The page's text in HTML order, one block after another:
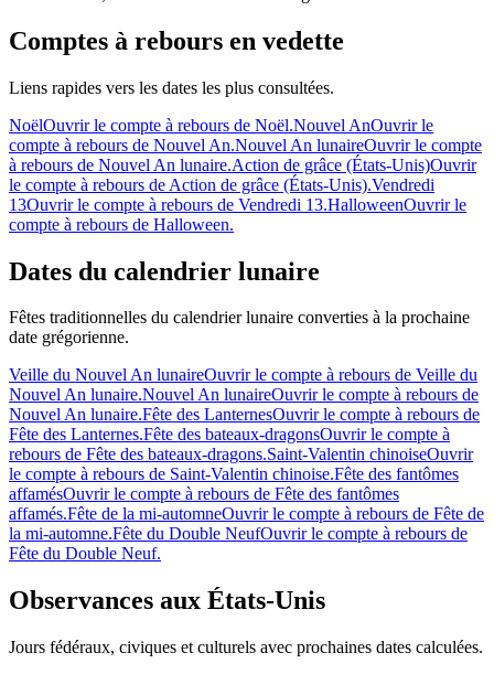
Comptes à rebours en vedette
Liens rapides vers les dates les plus consultées.
NoëlOuvrir le compte à rebours de Noël.Nouvel AnOuvrir le
compte à rebours de Nouvel An.Nouvel An lunaireOuvrir le compte
à rebours de Nouvel An lunaire.Action de grâce (États-Unis)Ouvrir
le compte à rebours de Action de grâce (États-Unis).Vendredi
13Ouvrir le compte à rebours de Vendredi 13.HalloweenOuvrir le
compte à rebours de Halloween.
Dates du calendrier lunaire
Fêtes traditionnelles du calendrier lunaire converties à la prochaine
date grégorienne.
Veille du Nouvel An lunaireOuvrir le compte à rebours de Veille du
Nouvel An lunaire.Nouvel An lunaireOuvrir le compte à rebours de
Nouvel An lunaire.Fête des LanternesOuvrir le compte à rebours de
Fête des Lanternes.Fête des bateaux-dragonsOuvrir le compte à
rebours de Fête des bateaux-dragons.Saint-Valentin chinoiseOuvrir
le compte à rebours de Saint-Valentin chinoise.Fête des fantômes
affamésOuvrir le compte à rebours de Fête des fantômes
affamés.Fête de la mi-automneOuvrir le compte à rebours de Fête de
la mi-automne.Fête du Double NeufOuvrir le compte à rebours de
Fête du Double Neuf.
Observances aux États-Unis
Jours fédéraux, civiques et culturels avec prochaines dates calculées.